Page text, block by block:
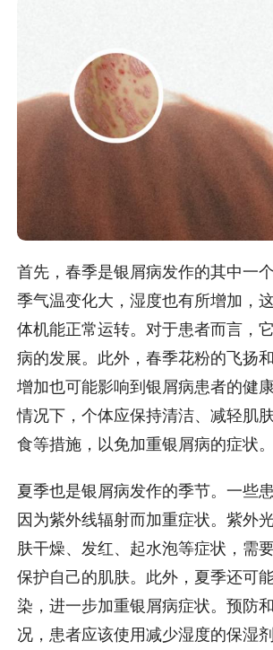
首先，春季是银屑病发作的其中一
季气温变化大，湿度也有所增加，
体机能正常运转。对于患者而言，
病的发展。此外，春季花粉的飞扬
增加也可能影响到银屑病患者的健
情况下，个体应保持清洁、减轻肌
食等措施，以免加重银屑病的症状。
夏季也是银屑病发作的季节。一些
因为紫外线辐射而加重症状。紫外
肤干燥、发红、起水泡等症状，需
保护自己的肌肤。此外，夏季还可
染，进一步加重银屑病症状。预防
况，患者应该使用减少湿度的保湿